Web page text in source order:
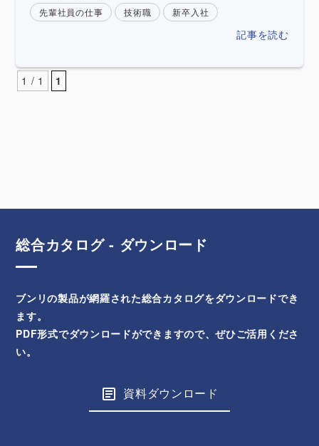
先輩社員の仕事 技術職 新卒入社
記事を読む
1 / 1 1
総合カタログ - ダウンロード
ブンリの製品が網羅された総合カタログをダウンロードでき
ます。
PDF形式でダウンロードができますので、ぜひご活用くださ
い。
資料ダウンロード